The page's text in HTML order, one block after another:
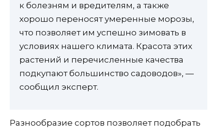
к болезням и вредителям, а также
хорошо переносят умеренные морозы,
что позволяет им успешно зимовать в
условиях нашего климата. Красота этих
растений и перечисленные качества
подкупают большинство садоводов», —
сообщил эксперт.
Разнообразие сортов позволяет подобрать